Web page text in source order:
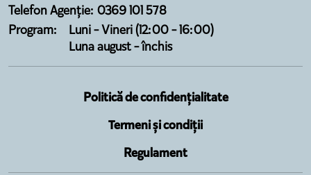
Telefon Agenție: 0369 101 578
Program:
Luni - Vineri (12:00 - 16:00)
Luna august - închis
Politică de confidențialitate
Termeni și condiții
Regulament